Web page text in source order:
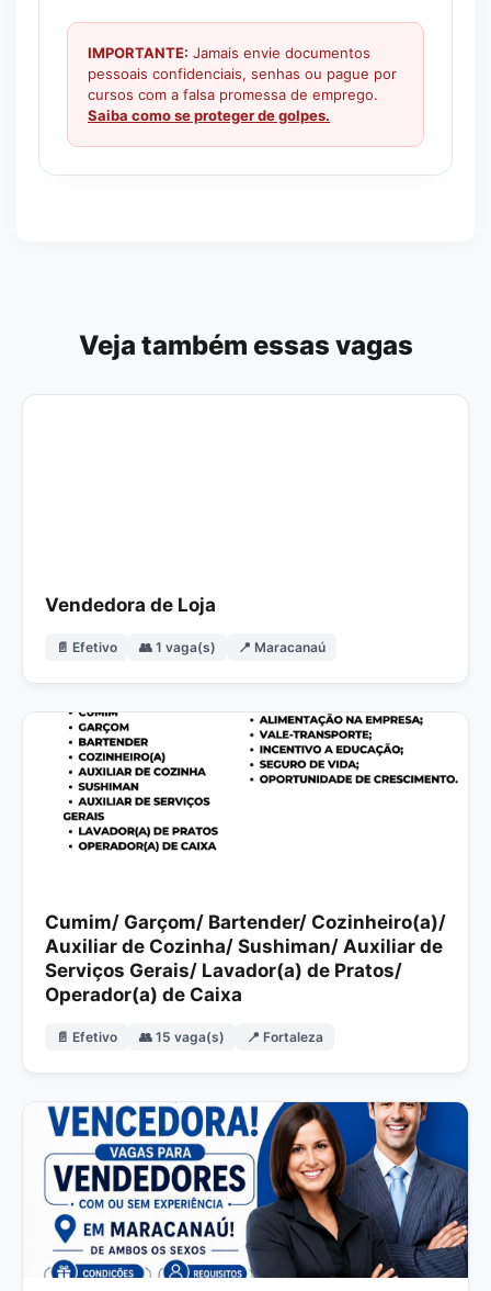
IMPORTANTE: Jamais envie documentos
pessoais confidenciais, senhas ou pague por
cursos com a falsa promessa de emprego.
Saiba como se proteger de golpes.
Veja também essas vagas
Vendedora de Loja
📄 Efetivo 👥 1 vaga(s) 📍 Maracanaú
Cumim/ Garçom/ Bartender/ Cozinheiro(a)/
Auxiliar de Cozinha/ Sushiman/ Auxiliar de
Serviços Gerais/ Lavador(a) de Pratos/
Operador(a) de Caixa
📄 Efetivo 👥 15 vaga(s) 📍 Fortaleza